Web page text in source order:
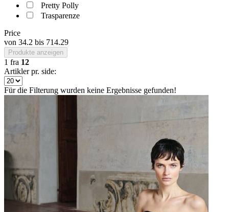
Pretty Polly
Trasparenze
Price
von 34.2 bis 714.29
Produkte anzeigen
1 fra 12
Artikler pr. side:
Für die Filterung wurden keine Ergebnisse gefunden!